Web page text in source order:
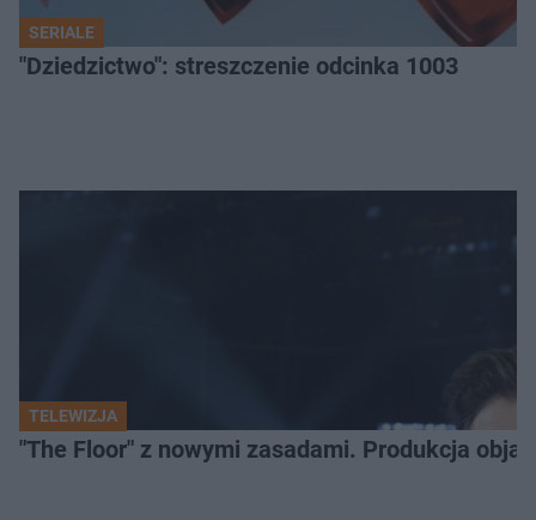
SERIALE
"Dziedzictwo": streszczenie odcinka 1003
TELEWIZJA
"The Floor" z nowymi zasadami. Produkcja